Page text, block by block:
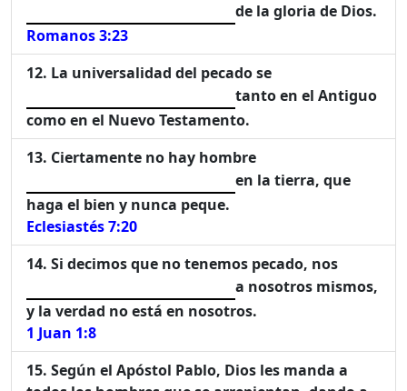
de la gloria de Dios.
Romanos 3:23
La universalidad del pecado se
tanto en el Antiguo
como en el Nuevo Testamento.
Ciertamente no hay hombre
en la tierra, que
haga el bien y nunca peque.
Eclesiastés 7:20
Si decimos que no tenemos pecado, nos
a nosotros mismos,
y la verdad no está en nosotros.
1 Juan 1:8
Según el Apóstol Pablo, Dios les manda a